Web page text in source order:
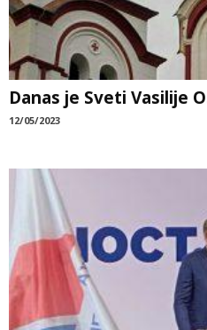
Danas je Sveti Vasilije
12/05/2023